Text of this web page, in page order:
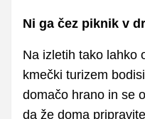
Ni ga čez piknik v
Na izletih tako lahko
kmečki turizem
domačo hrano in se
da že doma